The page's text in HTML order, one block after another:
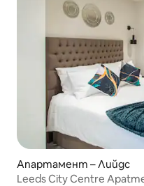
Апартамент – Лийдс
Leeds City Centre